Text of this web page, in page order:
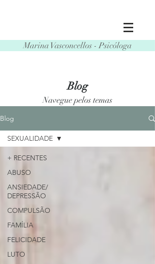
Marina Vasconcellos - Psicóloga
Blog
Navegue pelos temas
Blog
+ RECENTES
ABUSO
ANSIEDADE/
DEPRESSÃO
COMPULSÃO
FAMÍLIA
FELICIDADE
LUTO
SEXUALIDADE